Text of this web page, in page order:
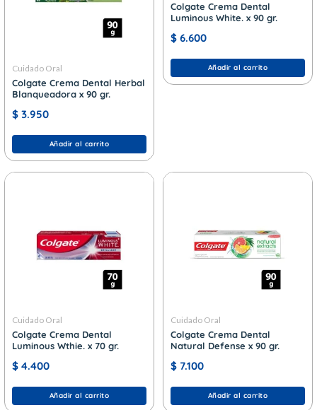
Cuidado Oral
Colgate Crema Dental Herbal
Blanqueadora x 90 gr.
$ 3.950
Añadir al carrito
Colgate Crema Dental
Luminous White. x 90 gr.
$ 6.600
Añadir al carrito
Cuidado Oral
Colgate Crema Dental
Luminous Wthie. x 70 gr.
$ 4.400
Añadir al carrito
Cuidado Oral
Colgate Crema Dental
Natural Defense x 90 gr.
$ 7.100
Añadir al carrito